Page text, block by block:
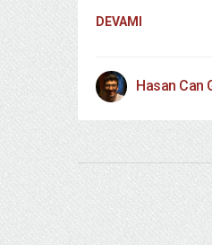
DEVAMI
Hasan Can